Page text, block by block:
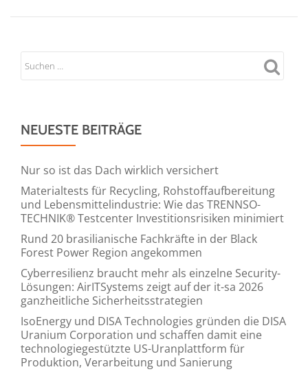
NEUESTE BEITRÄGE
Nur so ist das Dach wirklich versichert
Materialtests für Recycling, Rohstoffaufbereitung
und Lebensmittelindustrie: Wie das TRENNSO-
TECHNIK® Testcenter Investitionsrisiken minimiert
Rund 20 brasilianische Fachkräfte in der Black
Forest Power Region angekommen
Cyberresilienz braucht mehr als einzelne Security-
Lösungen: AirITSystems zeigt auf der it-sa 2026
ganzheitliche Sicherheitsstrategien
IsoEnergy und DISA Technologies gründen die DISA
Uranium Corporation und schaffen damit eine
technologiegestützte US-Uranplattform für
Produktion, Verarbeitung und Sanierung